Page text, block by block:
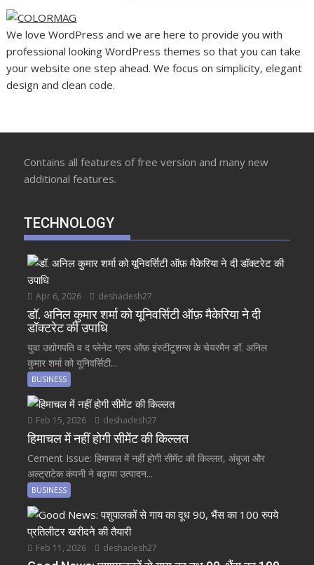
We love WordPress and we are here to provide you with
professional looking WordPress themes so that you can take
your website one step ahead. We focus on simplicity, elegant
design and clean code.
Contains all features of free version and many new
additional features.
TECHNOLOGY
Apr 6, 2026 deshadesh27
डॉ. अनिल कुमार शर्मा को यूनिवर्सिटी ऑफ़ मैकेरिया ने दी
डॉक्टरेट की उपाधि
युवा उद्योगपति व द प्लेनेट ग्रुप ऑफ़ इंस्टीटूशन्स के चेयरमैन डॉ. अनिल
कुमार शर्मा को यूनिवर्सिटी...
BUSINESS
Feb 15, 2026 deshadesh27
हिमाचल में नहीं होगी सीमेंट की किल्लत
Cement Issue: हिमाचल में नहीं होगी सीमेंट की किल्लत, अंबुजा और
अल्ट्राटेक कंपनी ने बढ़ाया उत्पादन...
BUSINESS
Feb 11, 2026 deshadesh27